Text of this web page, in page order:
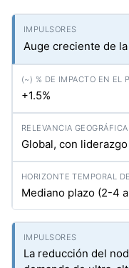
Auge creciente de
+1.5%
Global, con
Mediano plazo (2-4
La reducción del